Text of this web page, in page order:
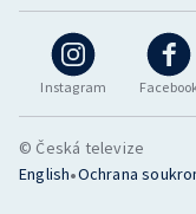
Instagram
© Česká televize
English•Ochrana